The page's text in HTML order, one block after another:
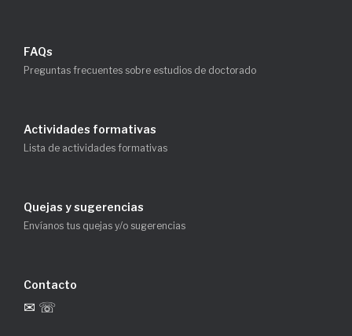
FAQs
Preguntas frecuentes sobre estudios de doctorado
Actividades formativas
Lista de actividades formativas
Quejas y sugerencias
Envíanos tus quejas y/o sugerencias
Contacto
✉ ☏